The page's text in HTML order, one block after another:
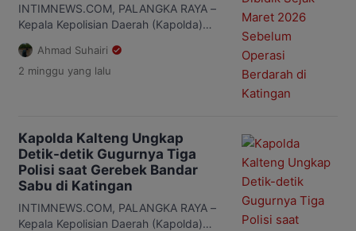
INTIMNEWS.COM, PALANGKA RAYA –
Kepala Kepolisian Daerah (Kapolda)
Kalimantan Tengah (Kalteng), Irjen Pol
Iwan Kurniawan mengungkapkan,
bandar narkoba berinisial B (Bio) yang
bebas bersyarat pada Oktober 2025,
Bio diduga kembali mengedarkan sabu
di Desa Tumbang Kalemei, Kecamatan
Katingan Tengah, Kabupaten Katingan.
Ahmad Suhairi
2 minggu yang lalu
Kapolda Kalteng Ungkap
Detik-detik Gugurnya Tiga
Polisi saat Gerebek Bandar
Sabu di Katingan
INTIMNEWS.COM, PALANGKA RAYA –
Kepala Kepolisian Daerah (Kapolda)